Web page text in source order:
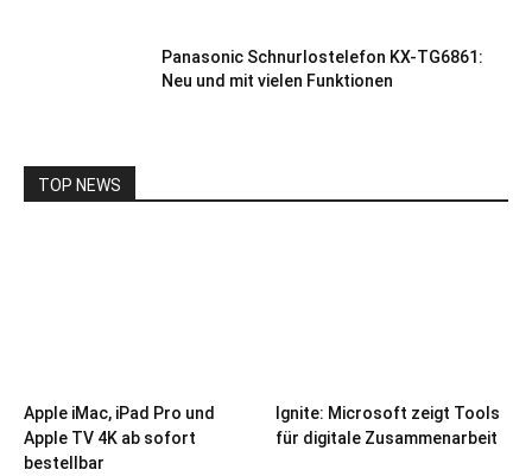
Panasonic Schnurlostelefon KX-TG6861:
Neu und mit vielen Funktionen
TOP NEWS
Apple iMac, iPad Pro und
Apple TV 4K ab sofort
bestellbar
Ignite: Microsoft zeigt Tools
für digitale Zusammenarbeit